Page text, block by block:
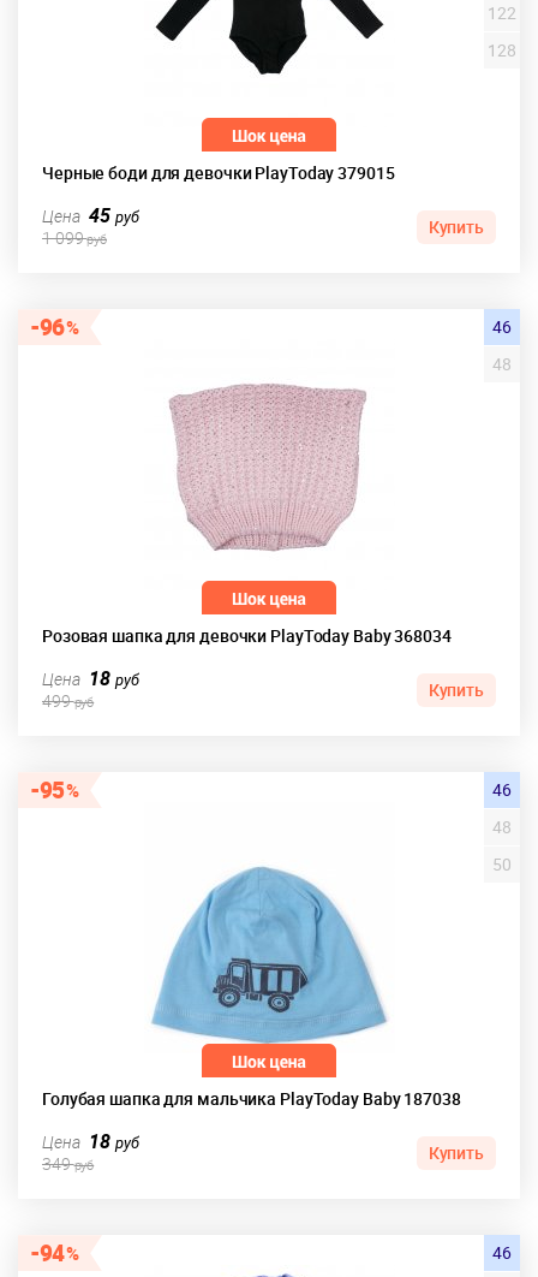
Черные боди для девочки PlayToday 379015
122
128
Цена 45руб
1 099руб
Купить
96
Розовая шапка для девочки PlayToday Baby 368034
46
48
Цена 18руб
499руб
Купить
95
Голубая шапка для мальчика PlayToday Baby 187038
46
48
50
Цена 18руб
349руб
Купить
94
46